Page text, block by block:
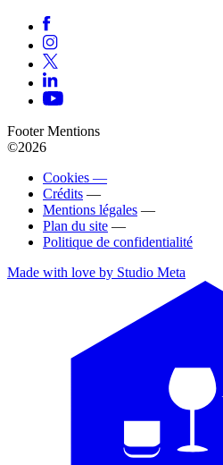
Footer Mentions
©2026
Cookies —
Crédits —
Mentions légales —
Plan du site —
Politique de confidentialité
Made with love by Studio Meta